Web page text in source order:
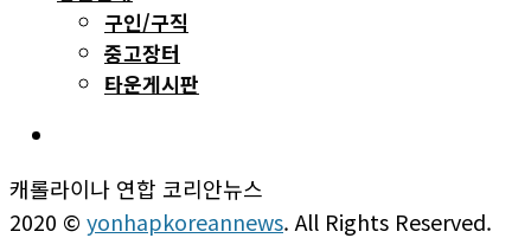
구인/구직
중고장터
타운게시판
캐롤라이나 연합 코리안뉴스
2020 © yonhapkoreannews. All Rights Reserved.